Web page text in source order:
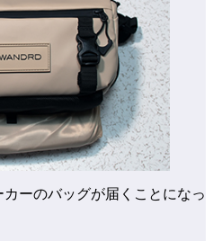
ーのバッグが届くことになっ